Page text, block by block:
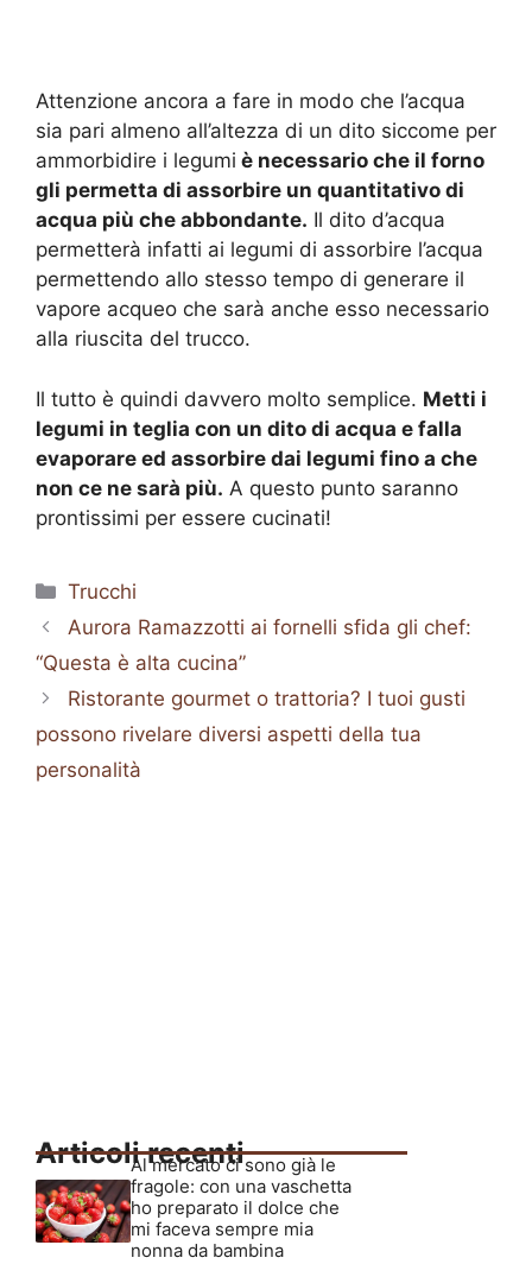
Attenzione ancora a fare in modo che l’acqua
sia pari almeno all’altezza di un dito siccome per
ammorbidire i legumi è necessario che il forno
gli permetta di assorbire un quantitativo di
acqua più che abbondante. Il dito d’acqua
permetterà infatti ai legumi di assorbire l’acqua
permettendo allo stesso tempo di generare il
vapore acqueo che sarà anche esso necessario
alla riuscita del trucco.
Il tutto è quindi davvero molto semplice. Metti i
legumi in teglia con un dito di acqua e falla
evaporare ed assorbire dai legumi fino a che
non ce ne sarà più. A questo punto saranno
prontissimi per essere cucinati!
Categorie
Trucchi
Aurora Ramazzotti ai fornelli sfida gli chef:
“Questa è alta cucina”
Ristorante gourmet o trattoria? I tuoi gusti
possono rivelare diversi aspetti della tua
personalità
Articoli recenti
Al mercato ci sono già le
fragole: con una vaschetta
ho preparato il dolce che
mi faceva sempre mia
nonna da bambina